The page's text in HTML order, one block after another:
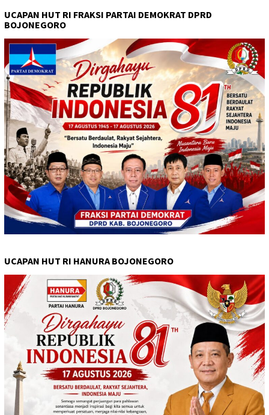
UCAPAN HUT RI FRAKSI PARTAI DEMOKRAT DPRD
BOJONEGORO
UCAPAN HUT RI HANURA BOJONEGORO